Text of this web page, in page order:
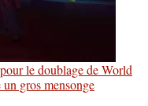
le doublage de World
gros mensonge